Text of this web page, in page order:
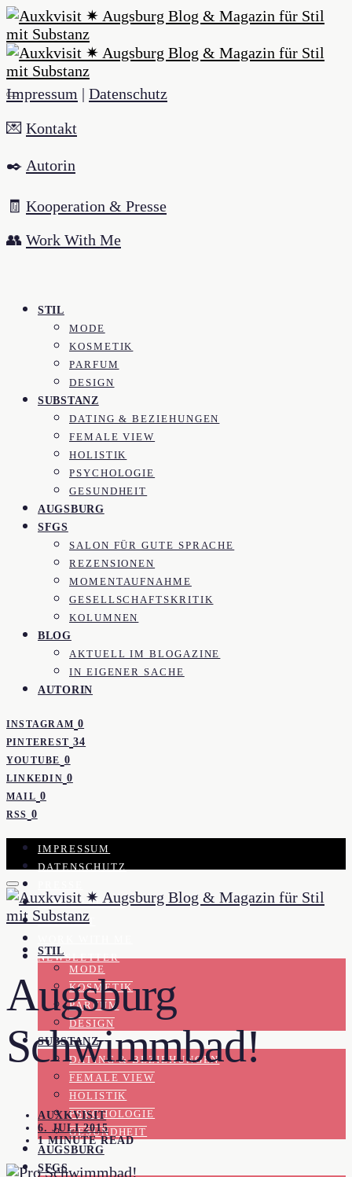
Impressum | Datenschutz
💌 Kontakt
✒️ Autorin
🧾 Kooperation & Presse
👥 Work With Me
STIL
MODE
KOSMETIK
PARFUM
DESIGN
SUBSTANZ
DATING & BEZIEHUNGEN
FEMALE VIEW
HOLISTIK
PSYCHOLOGIE
GESUNDHEIT
AUGSBURG
SFGS
SALON FÜR GUTE SPRACHE
REZENSIONEN
MOMENTAUFNAHME
GESELLSCHAFTSKRITIK
KOLUMNEN
BLOG
AKTUELL IM BLOGAZINE
IN EIGENER SACHE
AUTORIN
INSTAGRAM 0
PINTEREST 34
YOUTUBE 0
LINKEDIN 0
MAIL 0
RSS 0
IMPRESSUM
DATENSCHUTZ
KOOPERATION
KONTAKT
NEWSLETTER
STIL
MODE
KOSMETIK
PARFUM
DESIGN
SUBSTANZ
DATING & BEZIEHUNGEN
FEMALE VIEW
HOLISTIK
PSYCHOLOGIE
GESUNDHEIT
AUGSBURG
SFGS
Augsburg
Schwimmbad!
AUXKVISIT
6. JULI 2015
1 MINUTE READ